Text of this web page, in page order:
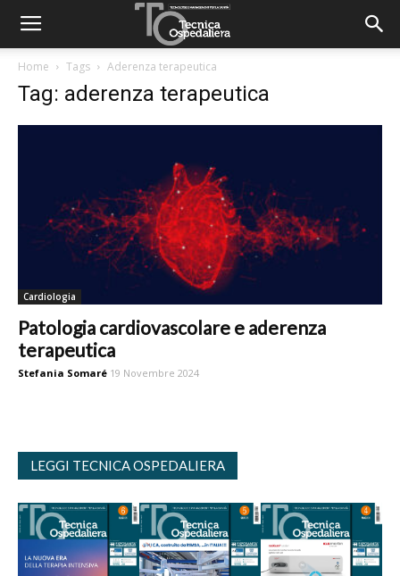
Home Tags Aderenza terapeutica
Tag: aderenza terapeutica
Cardiologia
Patologia cardiovascolare e aderenza
terapeutica
Stefania Somaré 19 Novembre 2024
LEGGI TECNICA OSPEDALIERA